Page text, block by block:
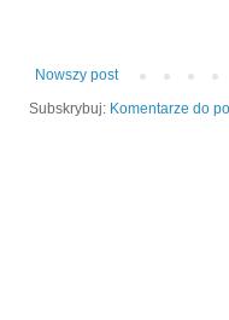
Nowszy post
Subskrybuj: Komentarze do